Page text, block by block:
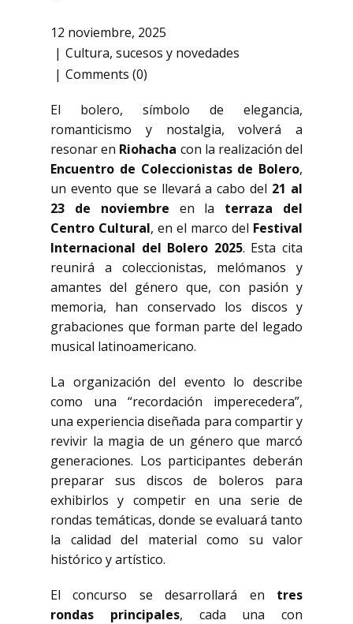
12 noviembre, 2025
Cultura, sucesos y novedades
Comments (0)
El bolero, símbolo de elegancia,
romanticismo y nostalgia, volverá a
resonar en Riohacha con la realización del
Encuentro de Coleccionistas de Bolero,
un evento que se llevará a cabo del 21 al
23 de noviembre en la terraza del
Centro Cultural, en el marco del Festival
Internacional del Bolero 2025. Esta cita
reunirá a coleccionistas, melómanos y
amantes del género que, con pasión y
memoria, han conservado los discos y
grabaciones que forman parte del legado
musical latinoamericano.
La organización del evento lo describe
como una “recordación imperecedera”,
una experiencia diseñada para compartir y
revivir la magia de un género que marcó
generaciones. Los participantes deberán
preparar sus discos de boleros para
exhibirlos y competir en una serie de
rondas temáticas, donde se evaluará tanto
la calidad del material como su valor
histórico y artístico.
El concurso se desarrollará en tres
rondas principales, cada una con